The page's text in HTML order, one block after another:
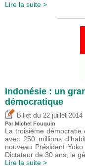
Lire la suite >
Indonésie : un
démocratique
Billet du 22 juillet 2014
Par Michel Fouquin
La troisième
avec 250 millions
nouveau Président
Dictateur de 30 ans, le
Lire la suite >